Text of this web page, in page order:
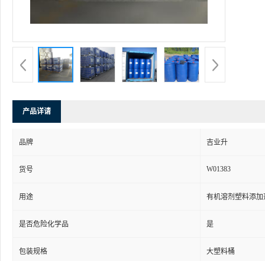
产品详请
品牌 吉业升
货号 W01383
用途 有机溶剂塑料添
是否危险化学品 是
包装规格 大塑料桶